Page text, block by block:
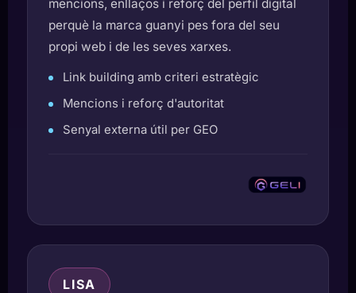
mencions, enllaços i reforç del perfil digital
perquè la marca guanyi pes fora del seu
propi web i de les seves xarxes.
Link building amb criteri estratègic
Mencions i reforç d'autoritat
Senyal externa útil per GEO
LISA